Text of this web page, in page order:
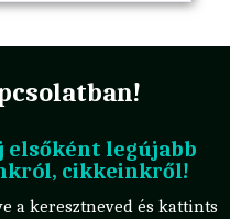
elsőként legújabb
cikkeinkről!
a keresztneved és kattints